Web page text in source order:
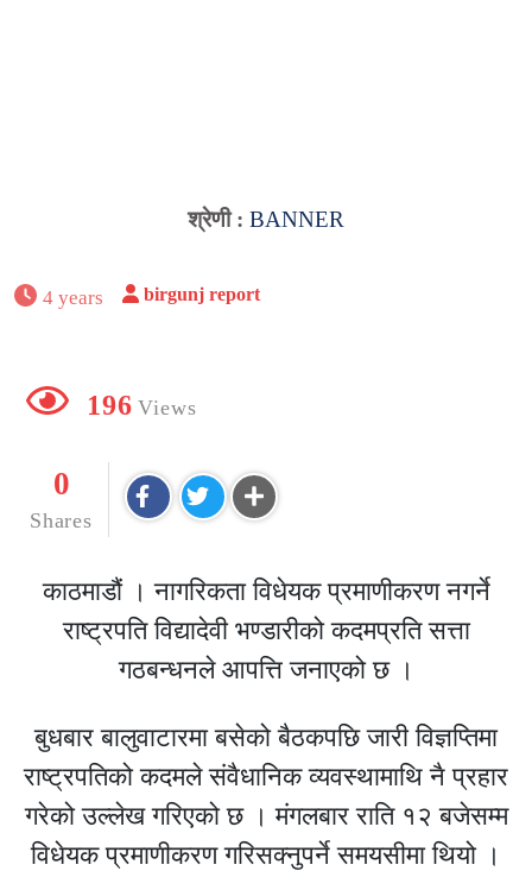
श्रेणी : BANNER
4 years birgunj report
196 Views
0
Shares
काठमाडौं । नागरिकता विधेयक प्रमाणीकरण नगर्ने
राष्ट्रपति विद्यादेवी भण्डारीको कदमप्रति सत्ता
गठबन्धनले आपत्ति जनाएको छ ।
बुधबार बालुवाटारमा बसेको बैठकपछि जारी विज्ञप्तिमा
राष्ट्रपतिको कदमले संवैधानिक व्यवस्थामाथि नै प्रहार
गरेको उल्लेख गरिएको छ । मंगलबार राति १२ बजेसम्म
विधेयक प्रमाणीकरण गरिसक्नुपर्ने समयसीमा थियो ।